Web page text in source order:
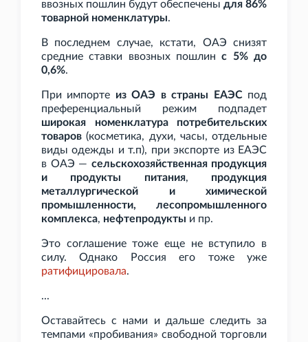
ввозных пошлин будут обеспечены для 86%
товарной номенклатуры.
В последнем случае, кстати, ОАЭ снизят
средние ставки ввозных пошлинс 5% до
0,6%.
При импорте из ОАЭ в страны ЕАЭСпод
преференциальный режим подпадет
широкая номенклатура потребительских
товаров (косметика, духи, часы, отдельные
виды одежды и т.п), при экспорте из ЕАЭС
в ОАЭ — сельскохозяйственная продукция
и продукты питания, продукция
металлургической и химической
промышленности, лесопромышленного
комплекса, нефтепродукты и пр.
Это соглашение тоже еще не вступило в
силу. Однако Россия его тоже уже
ратифицировала.
...
Оставайтесь с нами и дальше следить за
темпами «пробивания» свободной торговли